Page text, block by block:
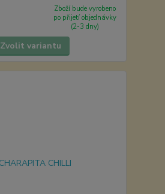
Zboží bude vyrobeno
po přijetí objednávky
(2-3 dny)
Zvolit variantu